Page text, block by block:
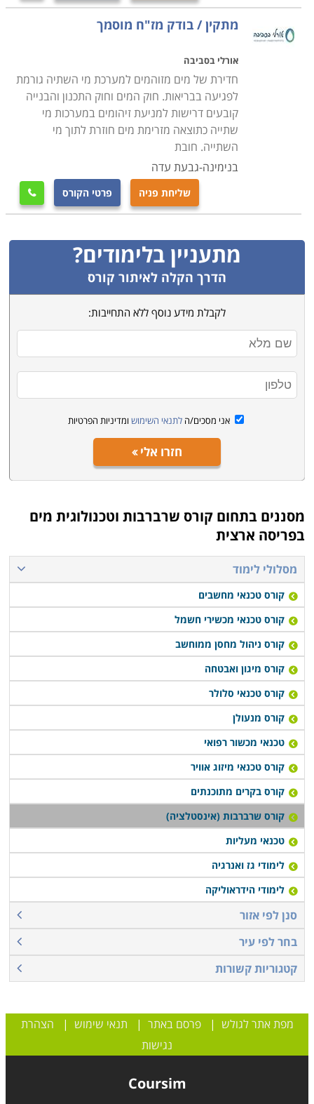
מתקין / בודק מז"ח מוסמך
אורלי בסביבה
חדירת של מים מזוהמים למערכת מי השתיה גורמת
לפגיעה בבריאות. חוק המים וחוק התכנון והבנייה
קובעים דרישות למניעת זיהומים במערכות מי
שתייה כתוצאה מזרימת מים חוזרת לתוך מי
השתייה. חובת
בנימינה-גבעת עדה
שליחת פניה פרטי הקורס 
מתעניין בלימודים?
הדרך הקלה לאיתור קורס
לקבלת מידע נוסף ללא התחייבות:
אני מסכים/ה לתנאי השימוש ומדיניות הפרטיות
חזרו אלי
מסננים בתחום קורס שרברבות וטכנולוגית מים
בפריסה ארצית
מסלולי לימוד
קורס טכנאי מחשבים
קורס טכנאי מכשירי חשמל
קורס ניהול מחסן ממוחשב
קורס מיגון ואבטחה
קורס טכנאי סלולר
קורס מנעולן
טכנאי מכשור רפואי
קורס טכנאי מיזוג אוויר
קורס בקרים מתוכנתים
קורס שרברבות (אינסטלציה)
טכנאי מעליות
לימודי גז ואנרגיה
לימודי הידראוליקה
סנן לפי אזור
בחר לפי עיר
קטגוריות קשורות
מפת אתר לגולש |פרסם באתר | תנאי שימוש | הצהרת
נגישות
Coursim